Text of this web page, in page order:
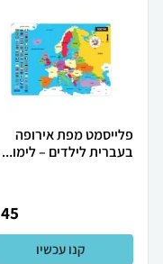
פלייסמט מפת אירופה
בעברית לילדים – לימו...
45
קנו עכשיו